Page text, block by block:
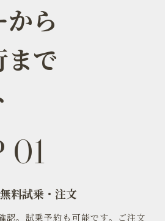
ら
まで
01
料試乗・注文
認。試乗予約も可能です。ご注文